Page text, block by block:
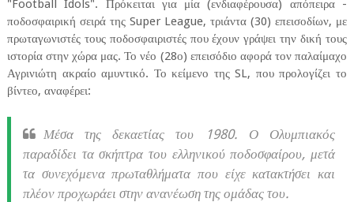
"Football Idols". Πρόκειται για μία (ενδιαφέρουσα) απόπειρα -
ποδοσφαιρική σειρά της Super League, τριάντα (30) επεισοδίων, με
πρωταγωνιστές τους ποδοσφαιριστές που έχουν γράψει την δική τους
ιστορία στην χώρα μας. Το νέο (28ο) επεισόδιο αφορά τον παλαίμαχο
Αγρινιώτη ακραίο αμυντικό. Το κείμενο της SL, που προλογίζει το
βίντεο, αναφέρει:
Μέσα της δεκαετίας του 1980. Ο Ολυμπιακός
παραδίδει τα σκήπτρα του ελληνικού ποδοσφαίρου, μετά
τα συνεχόμενα πρωταθλήματα που είχε κατακτήσει και
πλέον προχωράει στην ανανέωση της ομάδας του.